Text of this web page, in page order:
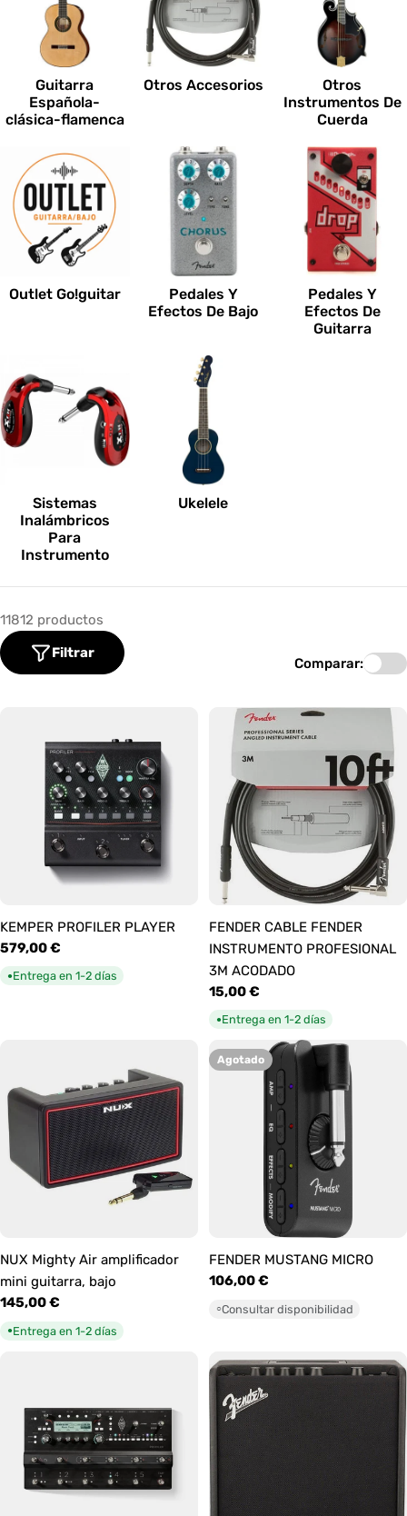
Guitarra
Española-
clásica-flamenca
Otros Accesorios
Otros
Instrumentos De
Cuerda
Outlet Go!guitar
Pedales Y
Efectos De Bajo
Pedales Y
Efectos De
Guitarra
Sistemas
Inalámbricos
Para
Instrumento
Ukelele
11812 productos
Filtrar
Comparar:
KEMPER PROFILER PLAYER
Precio
habitual
579,00 €
●Entrega en 1-2 días
FENDER CABLE FENDER
INSTRUMENTO PROFESIONAL
3M ACODADO
Precio
habitual
15,00 €
●Entrega en 1-2 días
NUX Mighty Air amplificador
mini guitarra, bajo
Precio
habitual
145,00 €
●Entrega en 1-2 días
Agotado
FENDER MUSTANG MICRO
Precio
106,00 €
○Consultar disponibilidad